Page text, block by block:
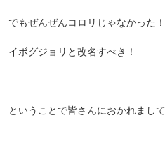
でもぜんぜんコロリじゃなかった！
イボグジョリと改名すべき！
ということで皆さんにおかれまし